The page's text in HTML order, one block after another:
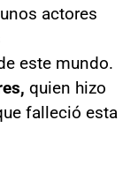
actores
este mundo.
quien hizo
falleció esta